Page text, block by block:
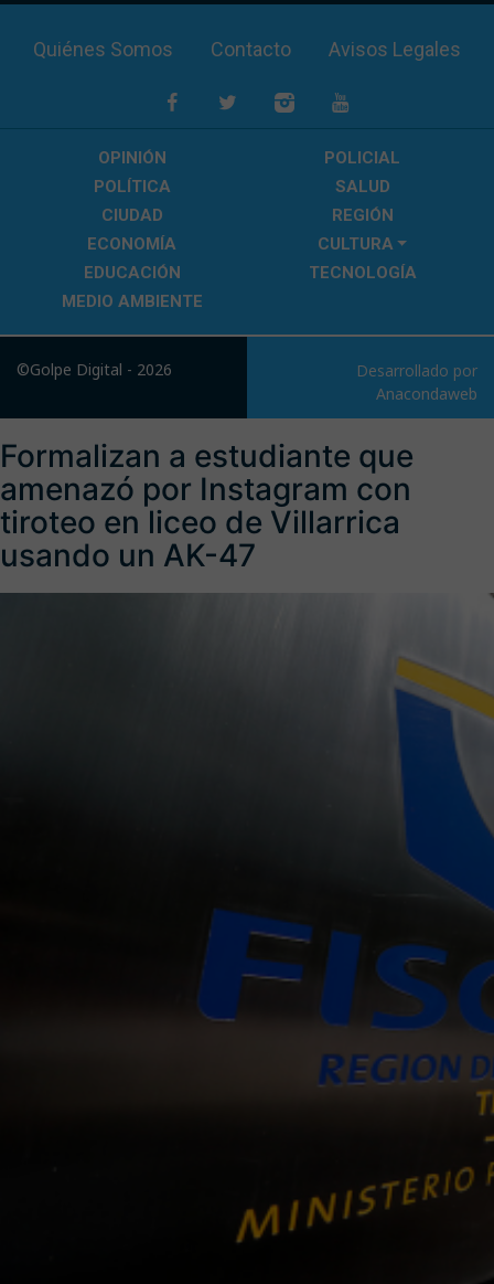
Quiénes Somos Contacto Avisos Legales
OPINIÓN
POLICIAL
POLÍTICA
SALUD
CIUDAD
REGIÓN
ECONOMÍA
CULTURA
EDUCACIÓN
TECNOLOGÍA
MEDIO AMBIENTE
©Golpe Digital - 2026
Desarrollado por
Anacondaweb
Formalizan a estudiante que
amenazó por Instagram con
tiroteo en liceo de Villarrica
usando un AK-47